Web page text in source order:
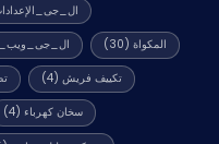
المكواة (30)
تكييف فريش (4)
سخان كهرباء (4)